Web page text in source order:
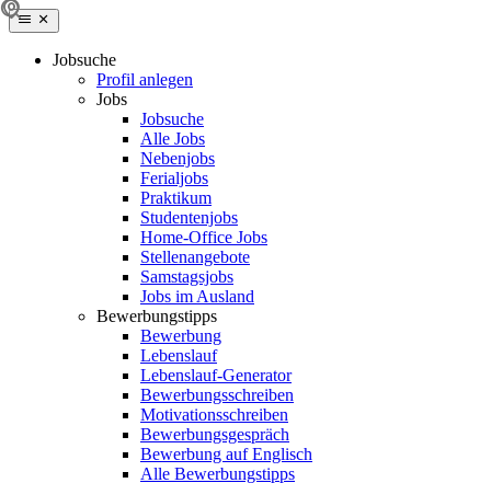
Jobsuche
Profil anlegen
Jobs
Jobsuche
Alle Jobs
Nebenjobs
Ferialjobs
Praktikum
Studentenjobs
Home-Office Jobs
Stellenangebote
Samstagsjobs
Jobs im Ausland
Bewerbungstipps
Bewerbung
Lebenslauf
Lebenslauf-Generator
Bewerbungsschreiben
Motivationsschreiben
Bewerbungsgespräch
Bewerbung auf Englisch
Alle Bewerbungstipps